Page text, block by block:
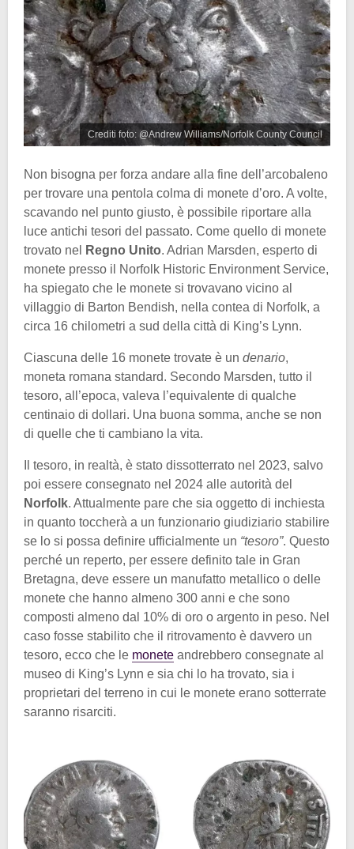
Crediti foto: @Andrew Williams/Norfolk County Council
Non bisogna per forza andare alla fine dell’arcobaleno
per trovare una pentola colma di monete d’oro. A volte,
scavando nel punto giusto, è possibile riportare alla
luce antichi tesori del passato. Come quello di monete
trovato nel
Regno Unito. Adrian Marsden, esperto di
monete presso il Norfolk Historic Environment Service,
ha spiegato che le monete si trovavano vicino al
villaggio di Barton Bendish, nella contea di Norfolk, a
circa 16 chilometri a sud della città di King’s Lynn.
Ciascuna delle 16 monete trovate è un denario,
moneta romana standard. Secondo Marsden, tutto il
tesoro, all’epoca, valeva l’equivalente di qualche
centinaio di dollari. Una buona somma, anche se non
di quelle che ti cambiano la vita.
Il tesoro, in realtà, è stato dissotterrato nel 2023, salvo
poi essere consegnato nel 2024 alle autorità del
Norfolk. Attualmente pare che sia oggetto di inchiesta
in quanto toccherà a un funzionario giudiziario stabilire
se lo si possa definire ufficialmente un “tesoro”. Questo
perché un reperto, per essere definito tale in Gran
Bretagna, deve essere un manufatto metallico o delle
monete che hanno almeno 300 anni e che sono
composti almeno dal 10% di oro o argento in peso. Nel
caso fosse stabilito che il ritrovamento è davvero un
tesoro, ecco che le monete andrebbero consegnate al
museo di King’s Lynn e sia chi lo ha trovato, sia i
proprietari del terreno in cui le monete erano sotterrate
saranno risarciti.